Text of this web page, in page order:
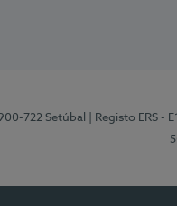
722 Setúbal | Registo ERS -